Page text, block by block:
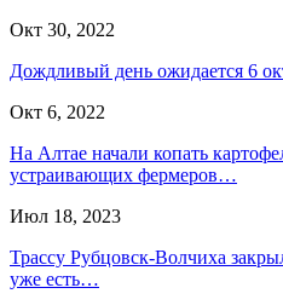
Окт 30, 2022
Дождливый день ожидается 6
Окт 6, 2022
На Алтае начали копать
устраивающих фермеров…
Июл 18, 2023
Трассу Рубцовск-Волчиха
уже есть…